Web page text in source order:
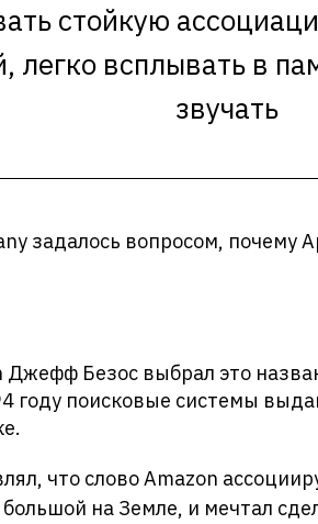
стойкую
легко всплывать в
звучать
задалось вопросом, почему
Джефф Безос выбрал это
году поисковые системы
что слово Amazon
на Земле, и мечтал